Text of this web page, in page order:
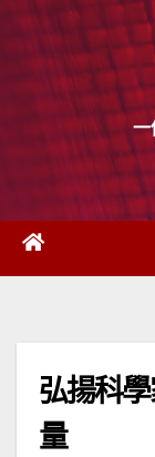
Skip
content
弘揚科
量